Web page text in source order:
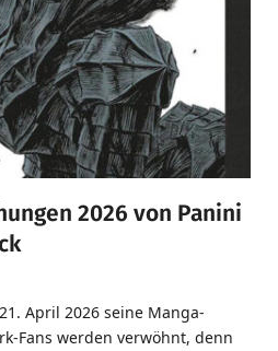
2026 von Panini
April 2026 seine Manga-
Fans werden verwöhnt, denn